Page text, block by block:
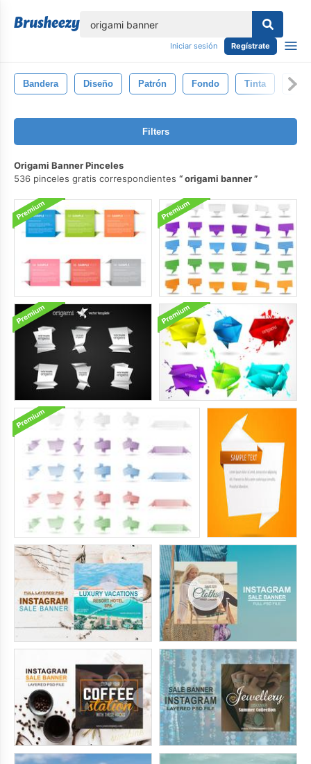
Iniciar sesión Regístrate
Bandera Diseño Patrón Fondo Tinta
Filters
Origami Banner Pinceles
536 pinceles gratis correspondientes
origami banner